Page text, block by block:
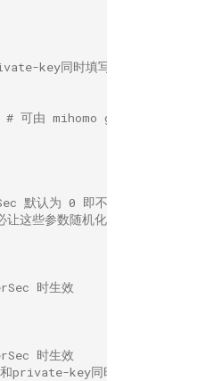
key同时填写）
可由 mihomo generate
默认为 0 即不启用
这些参数随机化
时生效
时生效
key同时填写）